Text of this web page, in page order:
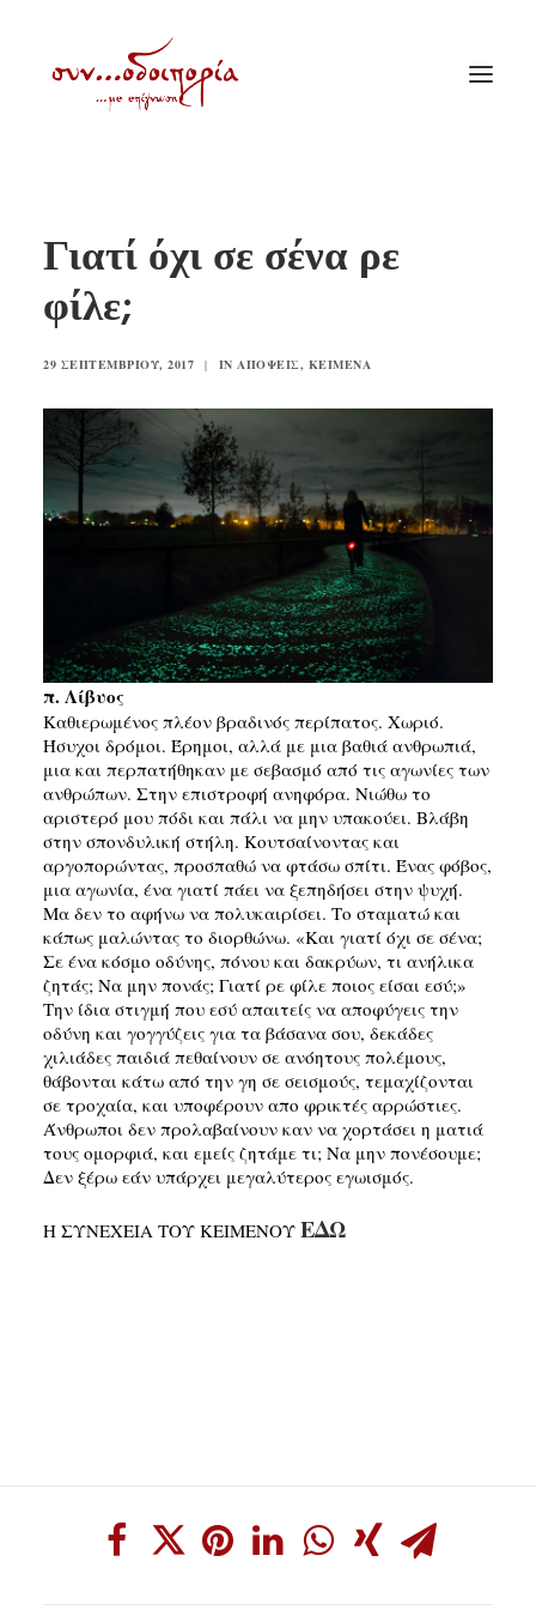
ΘΕΜΑΤΟΛΟΓΙΑ
ΑΝΑΚΟΙΝΩΣΕΙΣ
VIDEO
ΠΑΛΑΙΑ ΣΥΝΟΔΟΙΠΟΡΙΑ
ΕΠΙΚΟΙΝΩΝΙΑ
Γιατί όχι σε σένα ρε
φίλε;
29 ΣΕΠΤΕΜΒΡΊΟΥ, 2017 | IN ΑΠΌΨΕΙΣ, ΚΕΊΜΕΝΑ
π. Λίβυος
Καθιερωμένος πλέον βραδινός περίπατος. Χωριό.
Ήσυχοι δρόμοι. Έρημοι, αλλά με μια βαθιά ανθρωπιά,
μια και περπατήθηκαν με σεβασμό από τις αγωνίες των
ανθρώπων. Στην επιστροφή ανηφόρα. Νιώθω το
αριστερό μου πόδι και πάλι να μην υπακούει. Βλάβη
στην σπονδυλική στήλη. Κουτσαίνοντας και
αργοπορώντας, προσπαθώ να φτάσω σπίτι. Ένας φόβος,
μια αγωνία, ένα γιατί πάει να ξεπηδήσει στην ψυχή.
Μα δεν το αφήνω να πολυκαιρίσει. Το σταματώ και
κάπως μαλώντας το διορθώνω. «Και γιατί όχι σε σένα;
Σε ένα κόσμο οδύνης, πόνου και δακρύων, τι ανήλικα
ζητάς; Να μην πονάς; Γιατί ρε φίλε ποιος είσαι εσύ;»
Την ίδια στιγμή που εσύ απαιτείς να αποφύγεις την
οδύνη και γογγύζεις για τα βάσανα σου, δεκάδες
χιλιάδες παιδιά πεθαίνουν σε ανόητους πολέμους,
θάβονται κάτω από την γη σε σεισμούς, τεμαχίζονται
σε τροχαία, και υποφέρουν απο φρικτές αρρώστιες.
Άνθρωποι δεν προλαβαίνουν καν να χορτάσει η ματιά
τους ομορφιά, και εμείς ζητάμε τι; Να μην πονέσουμε;
Δεν ξέρω εάν υπάρχει μεγαλύτερος εγωισμός.
Η ΣΥΝΕΧΕΙΑ ΤΟΥ ΚΕΙΜΕΝΟΥ ΕΔΩ